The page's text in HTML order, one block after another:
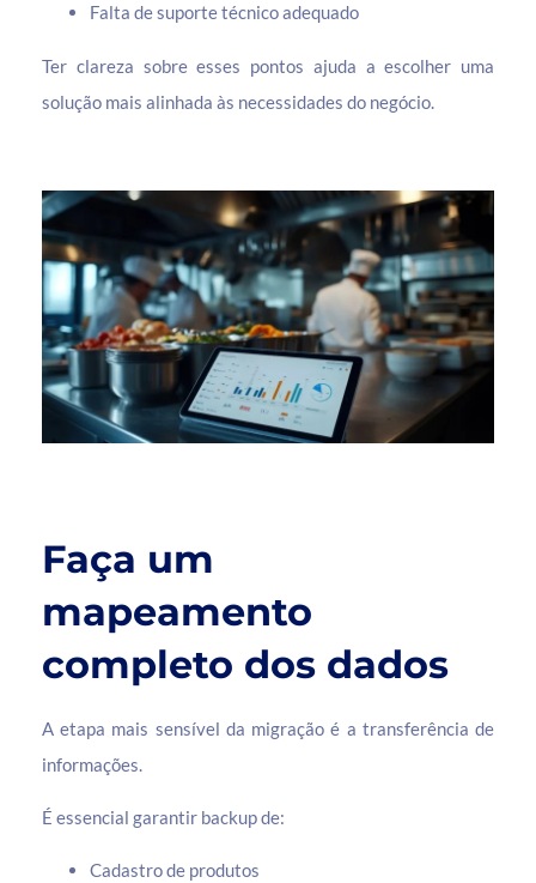
Falta de suporte técnico adequado
Ter clareza sobre esses pontos ajuda a escolher uma
solução mais alinhada às necessidades do negócio.
Faça um
mapeamento
completo dos dados
A etapa mais sensível da migração é a transferência de
informações.
É essencial garantir backup de:
Cadastro de produtos